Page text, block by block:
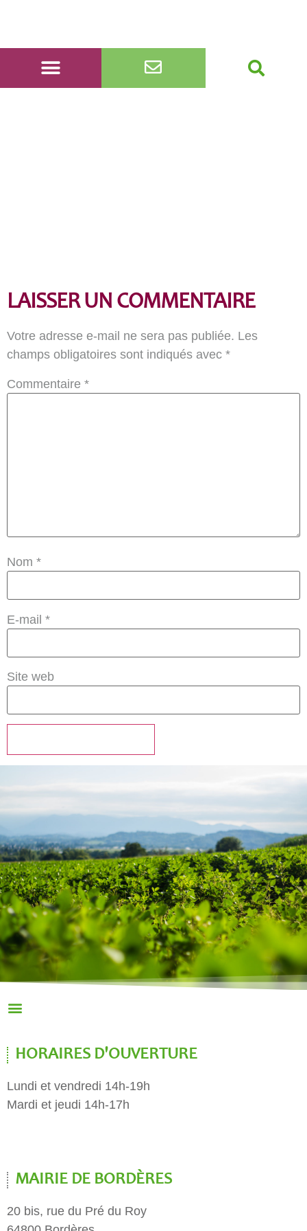
LAISSER UN COMMENTAIRE
Votre adresse e-mail ne sera pas publiée. Les
champs obligatoires sont indiqués avec *
Commentaire *
Nom *
E-mail *
Site web
HORAIRES D'OUVERTURE
Lundi et vendredi 14h-19h
Mardi et jeudi 14h-17h
MAIRIE DE BORDÈRES
20 bis, rue du Pré du Roy